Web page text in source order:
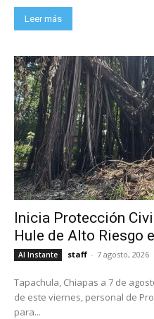
Leer más
Inicia Protección
Hule de Alto Riesgo
Al Instante staff - 7 agosto, 2026
Tapachula, Chiapas a 7 de
de este viernes, personal de
para...